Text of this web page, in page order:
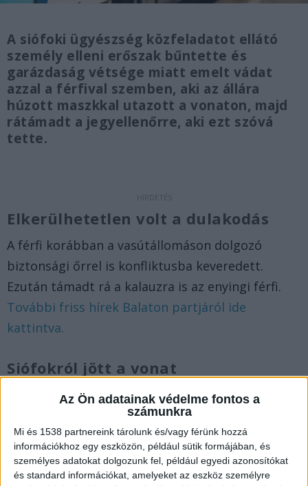
Az Ön adatainak védelme fontos a
számunkra
Mi és 1538 partnereink tárolunk és/vagy férünk hozzá
információkhoz egy eszközön, például sütik formájában, és
személyes adatokat dolgozunk fel, például egyedi azonosítókat
és standard információkat, amelyeket az eszköz személyre
A siófoki ügyészség közfeladatot ellátó
személy elleni erőszak bűntette és
garázdaság vétsége miatt emelt vádat
azzal a férfival szemben, aki az állára
húzott maszkkal utazott a vonaton, majd
rátámadt a jegyellenőrre, aki ezt szóvá
tette.
Elkerülhetetlen volt a dulakodás
A férfi korábban a vasútállomáson dolgozó
biztonsági őrrel is konfliktusba keveredett.
Ezután támadt rá a kalauzra is az enyingi férfi.
További friss hírek Balaton partjáról ide
kattintva.
Siófokról jött a vonat
A 48 éves enyingi férfi 2020 szeptemberében egy
Siófokról Székesfehérvárra tartó személyvonaton
utazott, azonban az ekkor érvényes járványügyi
intézkedések ellenére a maszkot szabálytalanul
viselte, ugyanis az nem takarta megfelelően a